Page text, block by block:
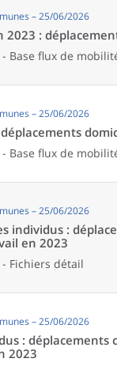
– 25/06/2026
2023 :
Base flux de
– 25/06/2026
Base flux de
– 25/06/2026
individus :
en 2023
Fichiers détail
– 25/06/2026
: déplacements
2023